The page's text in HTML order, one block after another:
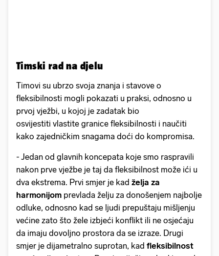
Timski rad na djelu
Timovi su ubrzo svoja znanja i stavove o
fleksibilnosti mogli pokazati u praksi, odnosno u
prvoj vježbi, u kojoj je zadatak bio
osvijestiti vlastite granice fleksibilnosti i naučiti
kako zajedničkim snagama doći do kompromisa.
- Jedan od glavnih koncepata koje smo raspravili
nakon prve vježbe je taj da fleksibilnost može ići u
dva ekstrema. Prvi smjer je kad želja za
harmonijom prevlada želju za donošenjem najbolje
odluke, odnosno kad se ljudi prepuštaju mišljenju
većine zato što žele izbjeći konflikt ili ne osjećaju
da imaju dovoljno prostora da se izraze. Drugi
smjer je dijametralno suprotan, kad fleksibilnost